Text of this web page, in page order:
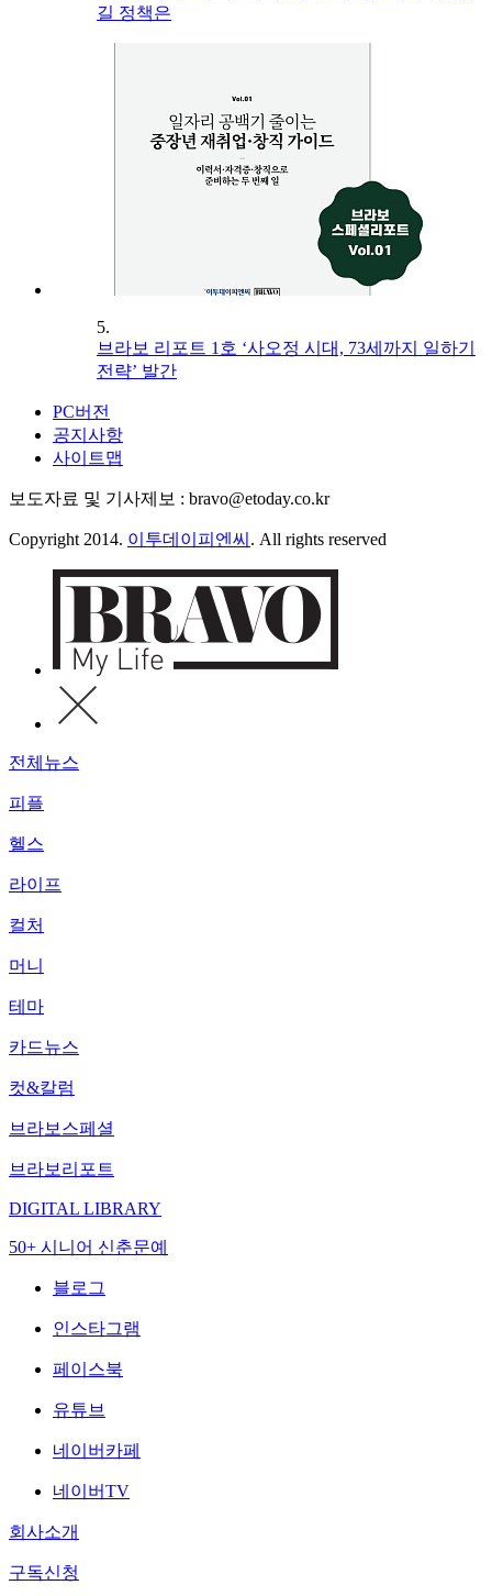
길 정책은
5.
브라보 리포트 1호 ‘사오정 시대, 73세까지 일하기
전략’ 발간
PC버전
공지사항
사이트맵
보도자료 및 기사제보 : bravo@etoday.co.kr
Copyright 2014. 이투데이피엔씨 . All rights reserved
전체뉴스
피플
헬스
라이프
컬처
머니
테마
카드뉴스
컷&칼럼
브라보스페셜
브라보리포트
DIGITAL LIBRARY
50+ 시니어 신춘문예
블로그
인스타그램
페이스북
유튜브
네이버카페
네이버TV
회사소개
구독신청